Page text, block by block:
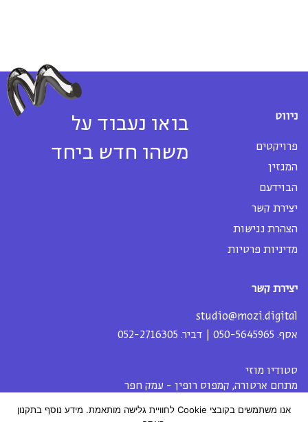
ניווט
פרויקטים
המגזין
הבוידעם
יצירת קשר
הצהרת נגישות
מדיניות פרטיות
יצירת קשר
studio@mozi.digital
אסף. 050-5645965 | דביר. 052-2716305
סטודיו מוזי
מתחם ארטורה, קמפוס רופין - עמק חפר
בואו נעבוד על
משהו חדש ביחד
אנו משתמשים בקובצי Cookie לחוויית גלישה מותאמת. מידע נוסף בתקנון